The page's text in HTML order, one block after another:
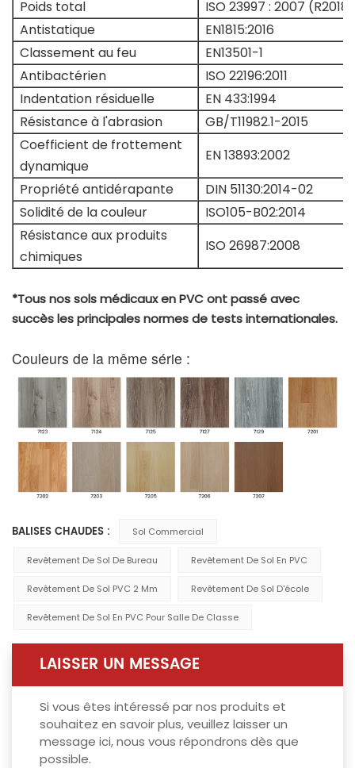
Poids total
ISO 23997 : 2007 (R2018)
Antistatique
EN1815:2016
Classement au feu
EN13501-1
Antibactérien
ISO 22196:2011
Indentation résiduelle
EN 433:1994
Résistance à l'abrasion
GB/T11982.1-2015
Coefficient de frottement
dynamique
EN 13893:2002
Propriété antidérapante
DIN 51130:2014-02
Solidité de la couleur
ISO105-B02:2014
Résistance aux produits
chimiques
ISO 26987:2008
*Tous nos sols médicaux en PVC ont passé avec
succès les principales normes de tests internationales.
Couleurs de la même série :
BALISES CHAUDES : Sol Commercial
Revêtement De Sol De Bureau Revêtement De Sol En PVC
Revêtement De Sol PVC 2 Mm Revêtement De Sol D'école
Revêtement De Sol En PVC Pour Salle De Classe
LAISSER UN MESSAGE
Si vous êtes intéressé par nos produits et
souhaitez en savoir plus, veuillez laisser un
message ici, nous vous répondrons dès que
possible.